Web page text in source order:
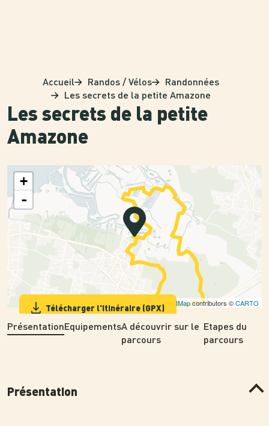
Les secrets de la petite
Amazone
Accueil Randos / Vélos
Randonnées
Les secrets de la petite Amazone
+
-
Leaflet | ©OpenStreetMapcontributors ©CARTO
Télécharger l'itinéraire (GPX)
PrésentationEquipementsA découvrir sur le
parcours
Etapes du
parcours
Présentation